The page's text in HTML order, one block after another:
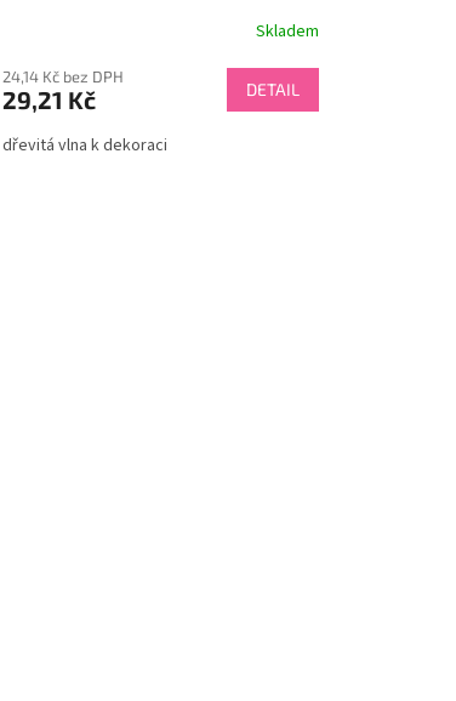
Skladem
24,14 Kč bez DPH
29,21 Kč DETAIL
dřevitá vlna k dekoraci